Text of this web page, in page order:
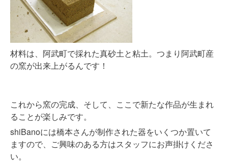
材料は、阿武町で採れた真砂土と粘土。つまり阿武町産
の窯が出来上がるんです！
これから窯の完成、そして、ここで新たな作品が生まれ
ることが楽しみです。
shiBanoには橋本さんが制作された器をいくつか置いて
ますので、ご興味のある方はスタッフにお声掛けくださ
い。